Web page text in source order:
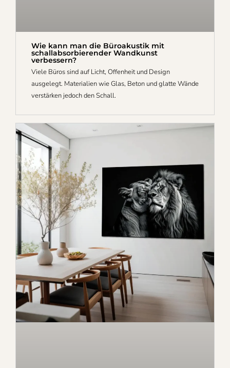
Wie kann man die Büroakustik mit
schallabsorbierender Wandkunst
verbessern?
Viele Büros sind auf Licht, Offenheit und Design
ausgelegt. Materialien wie Glas, Beton und glatte Wände
verstärken jedoch den Schall.